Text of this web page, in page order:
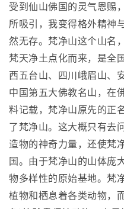
受到仙山佛国的灵气恩赐
所吸引，我变得格外精神
然无存。梵净山这个山名
梵天净土点化而来，是全
西五台山、四川峨眉山、
中国第五大佛教名山，在
料记载，梵净山原先的正
了梵净山。这大概只有去
造物的神奇力量，还使梵
国。由于梵净山的山体庞
物多样性的原始基地。梵
植物和栖息着各类动物，